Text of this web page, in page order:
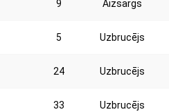
9 Aizsargs
5 Uzbrucējs
24 Uzbrucējs
33 Uzbrucējs